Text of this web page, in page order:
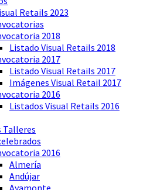
Retails 2023
2018
Listado Visual Retails 2018
2017
Listado Visual Retails 2017
Imágenes Visual Retail 2017
2016
Listados Visual Retails 2016
Talleres
2016
Almería
Andújar
Ayamonte